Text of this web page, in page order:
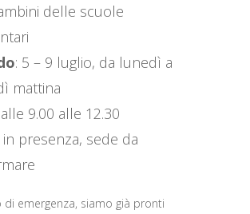
delle scuole
: 5 – 9 luglio, da lunedì a
mattina
9.00 alle 12.30
in presenza, sede da
di emergenza, siamo già pronti